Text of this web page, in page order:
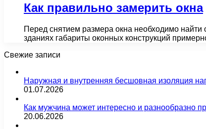
Как правильно замерить окна
Перед снятием размера окна необходимо найти
зданиях габариты оконных конструкций
Свежие записи
Наружная и внутренняя бесшовная изоляция
01.07.2026
Как мужчина может интересно и разнообразно
20.06.2026